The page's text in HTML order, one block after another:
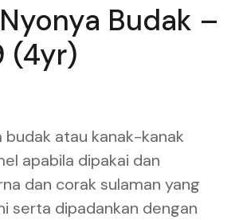
Budak –
(4yr)
budak atau kanak-kanak
apabila dipakai dan
dan corak sulaman yang
serta dipadankan dengan